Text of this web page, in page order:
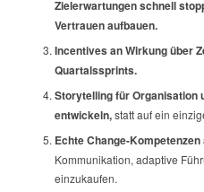
Zielerwartungen schnell
Vertrauen aufbauen.
Incentives an Wirkung über
Quartalssprints.
Storytelling für Organisation
entwickeln,statt auf ein
Echte Change-Kompetenzen
Kommunikation, adaptive
einzukaufen.